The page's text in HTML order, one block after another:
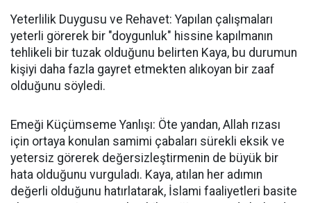
Yeterlilik Duygusu ve Rehavet: Yapılan çalışmaları
yeterli görerek bir "doygunluk" hissine kapılmanın
tehlikeli bir tuzak olduğunu belirten Kaya, bu durumun
kişiyi daha fazla gayret etmekten alıkoyan bir zaaf
olduğunu söyledi.
Emeği Küçümseme Yanlışı: Öte yandan, Allah rızası
için ortaya konulan samimi çabaları sürekli eksik ve
yetersiz görerek değersizleştirmenin de büyük bir
hata olduğunu vurguladı. Kaya, atılan her adımın
değerli olduğunu hatırlatarak, İslami faaliyetleri basite